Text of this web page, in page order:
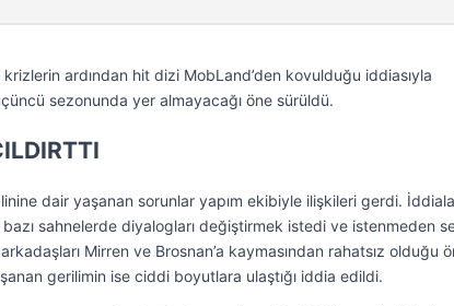
krizlerin ardından hit dizi MobLand’den kovulduğu iddiasıyla
sezonunda yer almayacağı öne sürüldü.
dair yaşanan sorunlar yapım ekibiyle ilişkileri gerdi.
sahnelerde diyalogları değiştirmek istedi ve istenmeden
Mirren ve Brosnan’a kaymasından rahatsız olduğu
gerilimin ise ciddi boyutlara ulaştığı iddia edildi.